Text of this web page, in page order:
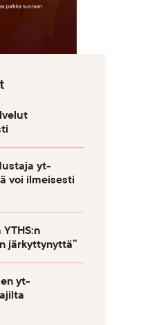
yt-
voi ilmeisesti
järkyttynyttä”
yt-